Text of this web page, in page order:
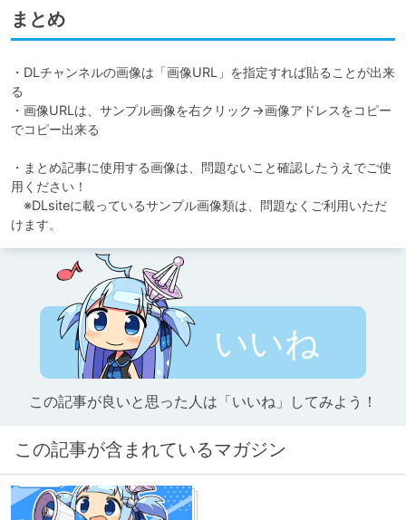
まとめ
・DLチャンネルの画像は「画像URL」を指定すれば貼ることが出来
る
・画像URLは、サンプル画像を右クリック→画像アドレスをコピー
でコピー出来る
・まとめ記事に使用する画像は、問題ないこと確認したうえでご使
用ください！
※DLsiteに載っているサンプル画像類は、問題なくご利用いただ
けます。
いいね
この記事が良いと思った人は「いいね」してみよう！
この記事が含まれているマガジン